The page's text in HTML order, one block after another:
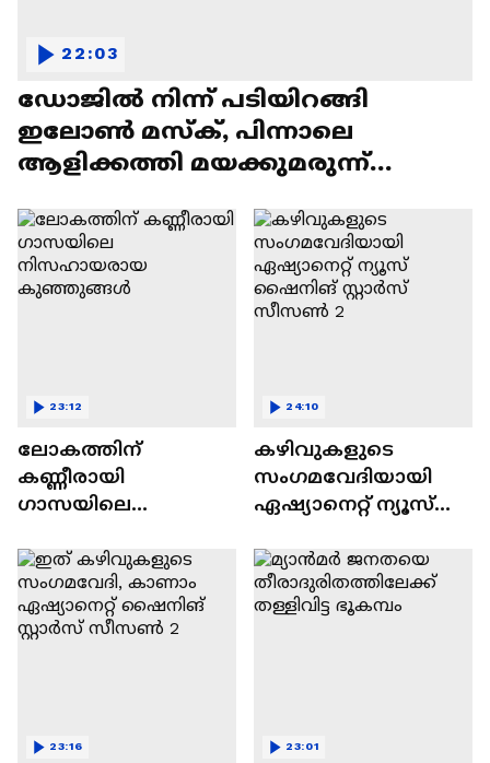
ഡോജിൽ നിന്ന് പടിയിറങ്ങി
ഇലോൺ മസ്ക്, പിന്നാലെ
ആളിക്കത്തി മയക്കുമരുന്ന്
22:03
ലോകത്തിന്
കണ്ണീരായി
ഗാസയിലെ
കുഞ്ഞുങ്ങൾ
23:12
കഴിവുകളുടെ
സംഗമവേദിയായി
ഏഷ്യാനെറ്റ് ന്യൂസ്
സീസൺ 2
24:10
23:16 23:01